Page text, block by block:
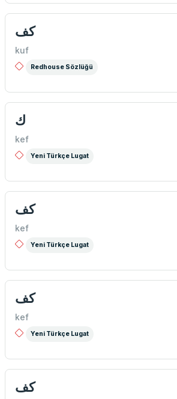
كف
kuf
Redhouse Sözlüğü
ك
kef
Yeni Türkçe Lugat
كف
kef
Yeni Türkçe Lugat
كف
kef
Yeni Türkçe Lugat
كف